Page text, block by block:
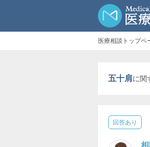
医療相談トップペ
五十肩に関
回答あり